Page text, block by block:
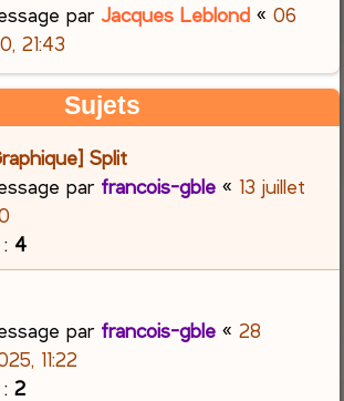
parJacques Leblond «06
21:43
Sujets
Split
par francois-gble « 13 juillet
4
par francois-gble «28
11:22
:2